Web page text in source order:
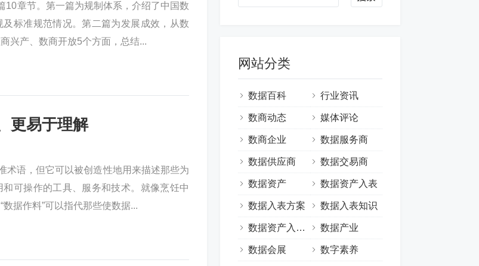
10章节。第一篇为规制体系，介绍了中国数
标准规范情况。第二篇为发展成效，从数
兴产、数商开放5个方面，总结...
更易于理解
术语，但它可以被创造性地用来描述那些为
可操作的工具、服务和技术。就像烹饪中
据作料”可以指代那些使数据...
网站分类
数据百科 行业资讯
数商动态 媒体评论
数商企业 数据服务商
数据供应商 数据交易商
数据资产 数据资产入表
数据入表方案 数据入表知识
数据资产入表案例 数据产业
数据会展 数字素养